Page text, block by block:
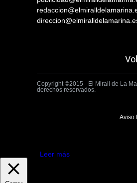
Copyright ©2015 - El Mirall de La
derechos reservados.
Aviso
Leer más